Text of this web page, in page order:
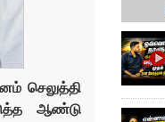
செலுத்தி
ஆண்டு